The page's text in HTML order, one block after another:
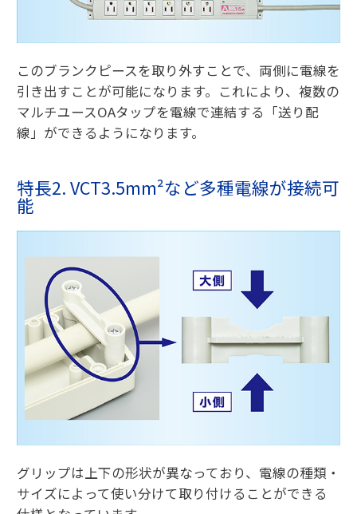
このブランクピースを取り外すことで、両側に電線を
引き出すことが可能になります。これにより、複数の
マルチユースOAタップを電線で連結する「送り配
線」ができるようになります。
特長2. VCT3.5mm²など多種電線が接続可
能
グリップは上下の形状が異なっており、電線の種類・
サイズによって使い分けて取り付けることができる